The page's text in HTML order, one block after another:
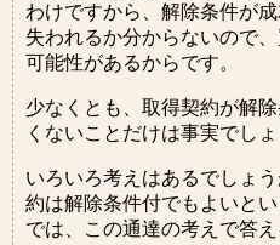
わけですから、解除条件が
失われるか分からないので
可能性があるからです。
少なくとも、取得契約が解
くないことだけは事実でしょ
いろいろ考えはあるでしょ
約は解除条件付でもよいと
では、この通達の考えで答え